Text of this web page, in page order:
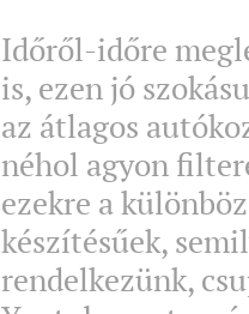
Időről-időre
is, ezen jó
az átlagos
néhol agyon
ezekre a
készítésűek,
rendelkezünk,